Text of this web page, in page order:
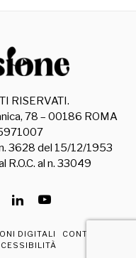
RISERVATI.
78 – 00186 ROMA
3628 del 15/12/1953
R.O.C. al n. 33049
DIGITALI
CONTATTI